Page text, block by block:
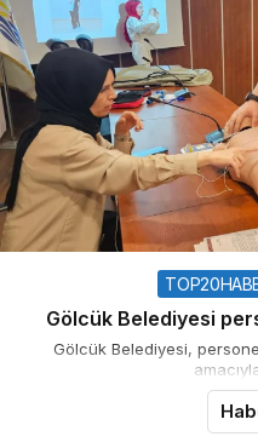
Gölcük Belediyesi
Gölcük Belediyesi,